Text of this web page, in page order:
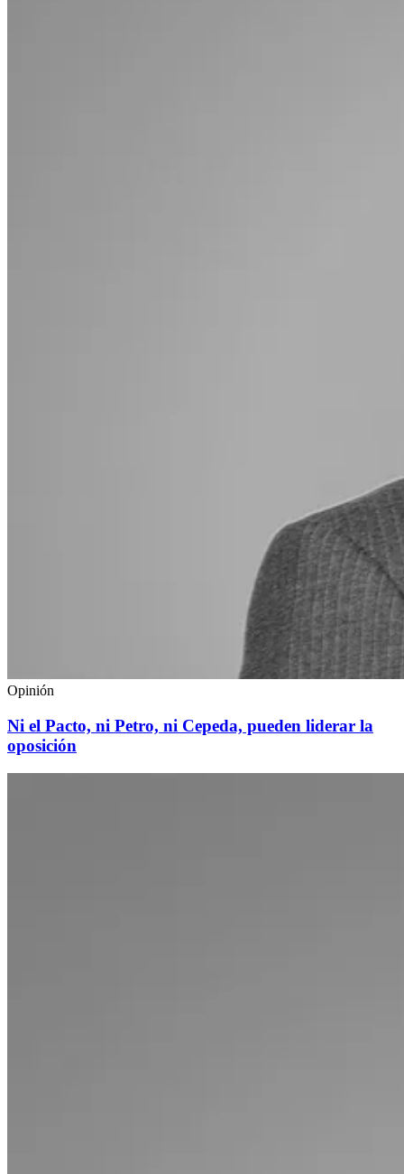
Opinión
Ni el Pacto, ni Petro, ni Cepeda, pueden liderar la
oposición